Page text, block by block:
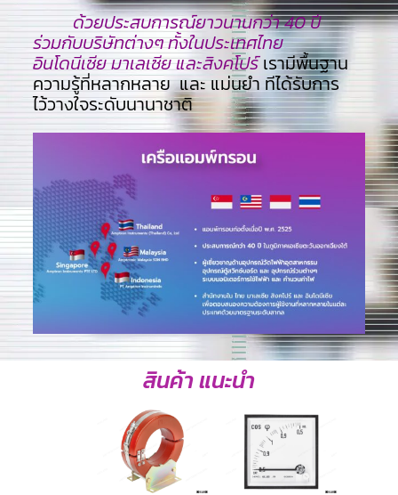
ด้วยประสบการณ์ยาวนานกว่า 40 ปี
ร่วมกับบริษัทต่างๆ ทั้งในประเทศไทย
อินโดนีเซีย มาเลเซีย และสิงคโปร์เรามีพื้นฐาน
ความรู้ที่หลากหลาย และ แม่นยำ ทีไ่ด้รับการ
ไว้วางใจระดับนานาชาติ
สินค้า แนะนำ